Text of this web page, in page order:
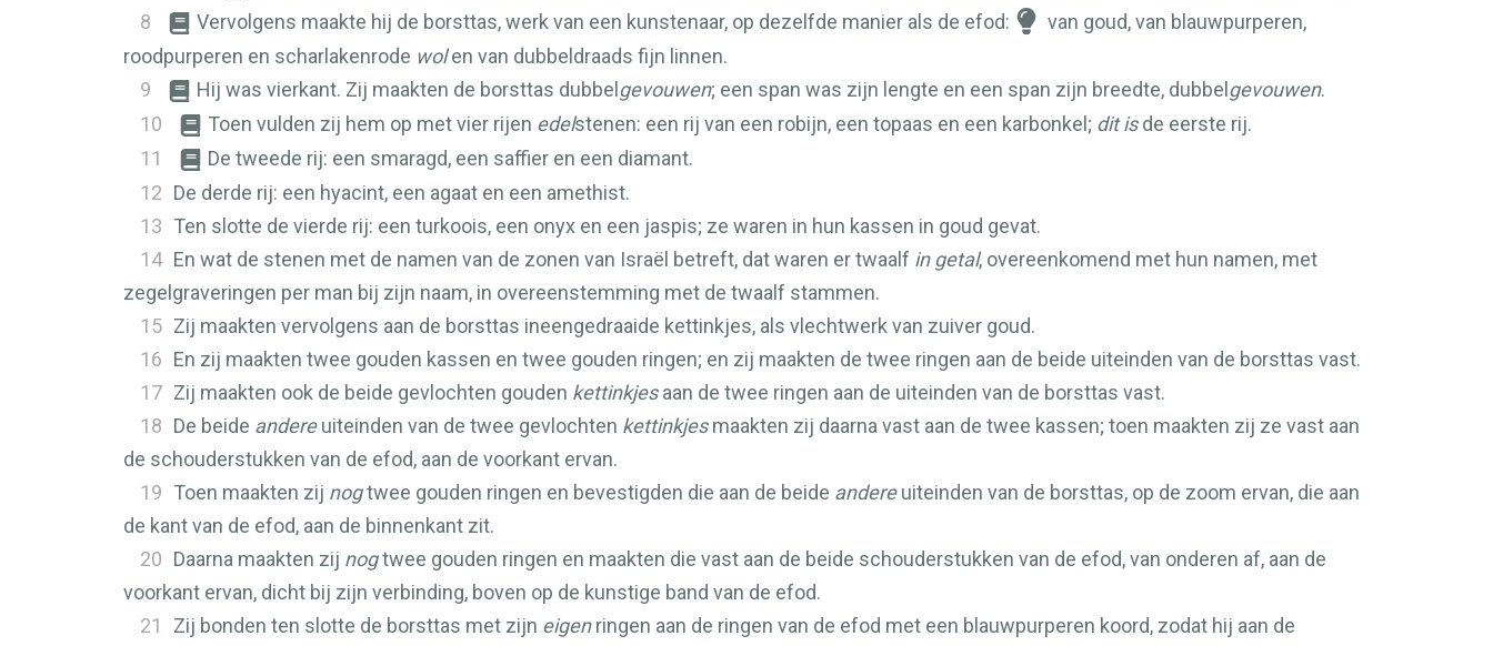
8
Vervolgens maakte hij de borsttas, werk van een kunstenaar, op dezelfde manier als de efod:
van goud, van blauwpurperen,
roodpurperen en scharlakenrode wolen van dubbeldraads fijn linnen.
9
Hij was vierkant. Zij maakten de borsttas dubbel gevouwen; een span was zijn lengte en een span zijn breedte, dubbel gevouwen.
10
Toen vulden zij hem op met vier rijen edelstenen: een rij van een robijn, een topaas en een karbonkel; dit isde eerste rij.
11
De tweede rij: een smaragd, een saffier en een diamant.
12 De derde rij: een hyacint, een agaat en een amethist.
13 Ten slotte de vierde rij: een turkoois, een onyx en een jaspis; ze waren in hun kassen in goud gevat.
14 En wat de stenen met de namen van de zonen van Israël betreft, dat waren er twaalf in getal, overeenkomend met hun namen, met
zegelgraveringen per man bij zijn naam, in overeenstemming met de twaalf stammen.
15 Zij maakten vervolgens aan de borsttas ineengedraaide kettinkjes, als vlechtwerk van zuiver goud.
16 En zij maakten twee gouden kassen en twee gouden ringen; en zij maakten de twee ringen aan de beide uiteinden van de borsttas vast.
17 Zij maakten ook de beide gevlochten gouden kettinkjesaan de twee ringen aan de uiteinden van de borsttas vast.
18 De beide andereuiteinden van de twee gevlochten kettinkjesmaakten zij daarna vast aan de twee kassen; toen maakten zij ze vast aan
de schouderstukken van de efod, aan de voorkant ervan.
19 Toen maakten zij nogtwee gouden ringen en bevestigden die aan de beide andereuiteinden van de borsttas, op de zoom ervan, die aan
de kant van de efod, aan de binnenkant zit.
20 Daarna maakten zij nogtwee gouden ringen en maakten die vast aan de beide schouderstukken van de efod, van onderen af, aan de
voorkant ervan, dicht bij zijn verbinding, boven op de kunstige band van de efod.
21
Zij bonden ten slotte de borsttas met zijn eigenringen aan de ringen van de efod met een blauwpurperen koord, zodat hij aan de